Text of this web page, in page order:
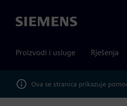
Siemens
Proizvodi i usluge Rješenja
Ova se stranica prikazuje